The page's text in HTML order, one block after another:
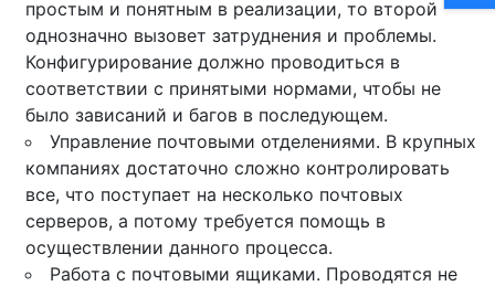
простым и понятным в реализации, то второй
однозначно вызовет затруднения и проблемы.
Конфигурирование должно проводиться в
соответствии с принятыми нормами, чтобы не
было зависаний и багов в последующем.
Управление почтовыми отделениями. В крупных
компаниях достаточно сложно контролировать
все, что поступает на несколько почтовых
серверов, а потому требуется помощь в
осуществлении данного процесса.
Работа с почтовыми ящиками. Проводятся не